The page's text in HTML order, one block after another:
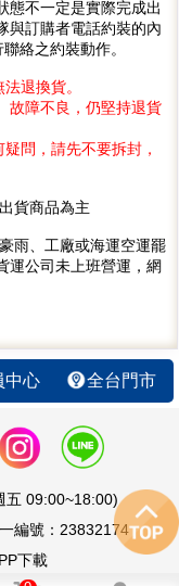
態不一定是實際完成出
與訂購者電話約裝的內
絡之約裝動作。
退換貨。
故障不良，仍堅持退貨
問，請先不要拆封，
貨商品為主
雨、工廠或海運空運罷
運公司未上班營運，網
中心 全台門市
五 09:00~18:00)
編號：23832174
下載
家電